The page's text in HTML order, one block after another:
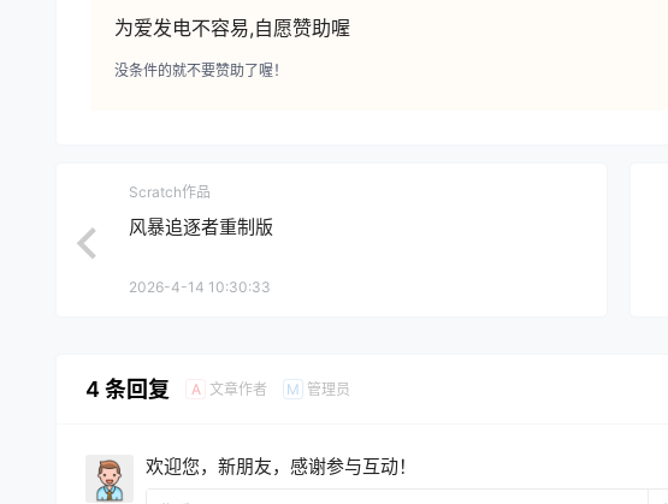
为爱发电不容易,自愿赞助喔
没条件的就不要赞助了喔！
Scratch作品
风暴追逐者重制版
2026-4-14 10:30:33
4 条回复 A 文章作者 M 管理员
欢迎您，新朋友，感谢参与互动！